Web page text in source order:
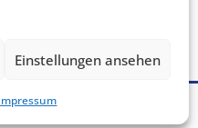
Einstellungen ansehen